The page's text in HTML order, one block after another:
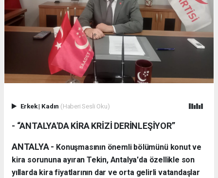
Erkek| Kadın (Haberi Sesli Oku)
- “ANTALYA'DA KİRA KRİZİ DERİNLEŞİYOR”
ANTALYA - Konuşmasının önemli bölümünü konut ve
kira sorununa ayıran Tekin, Antalya'da özellikle son
yıllarda kira fiyatlarının dar ve orta gelirli vatandaşlar